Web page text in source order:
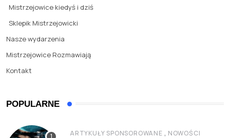
Mistrzejowice kiedyś i dziś
Sklepik Mistrzejowicki
Nasze wydarzenia
Mistrzejowice Rozmawiają
Kontakt
POPULARNE
ARTYKUŁY SPONSOROWANE , NOWOŚCI